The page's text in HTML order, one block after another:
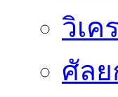
วิเค
ศัลย